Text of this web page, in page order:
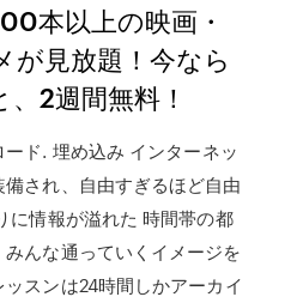
本以上の映画・
が見放題！今なら
2週間無料！
ド. 埋め込み インターネッ
備され、自由すぎるほど自由
に情報が溢れた 時間帯の都
んな通っていくイメージを
スンは24時間しかアーカイ